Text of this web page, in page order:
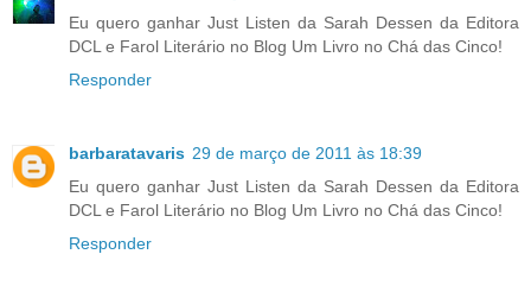
Eu quero ganhar Just Listen da Sarah Dessen da Editora
DCL e Farol Literário no Blog Um Livro no Chá das Cinco!
Responder
barbaratavaris 29 de março de 2011 às 18:39
Eu quero ganhar Just Listen da Sarah Dessen da Editora
DCL e Farol Literário no Blog Um Livro no Chá das Cinco!
Responder